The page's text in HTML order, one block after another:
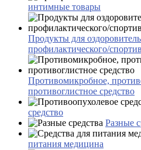
интимные товары
Продукты для
профилактического/
Противомикробное,
противоглистное средство
средство
Разные
питания медицина